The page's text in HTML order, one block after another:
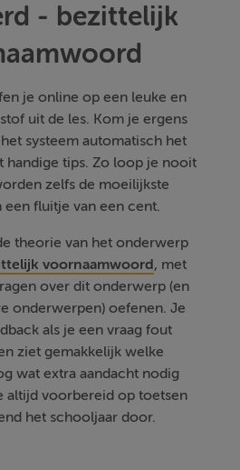
- bezittelijk
je online op een leuke en
uit de les. Kom je ergens
systeem automatisch het
handige tips. Zo loop je nooit
zelfs de moeilijkste
fluitje van een cent.
theorie van het onderwerp
voornaamwoord, met
over dit onderwerp (en
onderwerpen) oefenen. Je
als je een vraag fout
ziet gemakkelijk welke
wat extra aandacht nodig
altijd voorbereid op toetsen
het schooljaar door.